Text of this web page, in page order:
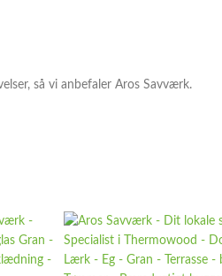
så vi anbefaler Aros Savværk.